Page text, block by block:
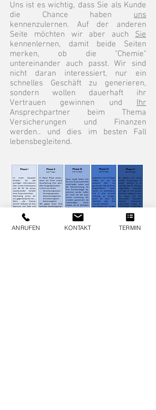
Uns ist es wichtig, dass Sie als Kunde
die Chance haben uns
kennenzulernen. Auf der anderen
Seite möchten wir aber auch Sie
kennenlernen, damit beide Seiten
merken, ob die "Chemie"
untereinander auch passt. Wir sind
nicht daran interessiert, nur ein
schnelles Geschäft zu generieren,
sondern wollen dauerhaft ihr
Vertrauen gewinnen und Ihr
Ansprechpartner beim Thema
Versicherungen und Finanzen
werden.. und dies im besten Fall
lebensbegleitend.
ANRUFEN KONTAKT TERMIN